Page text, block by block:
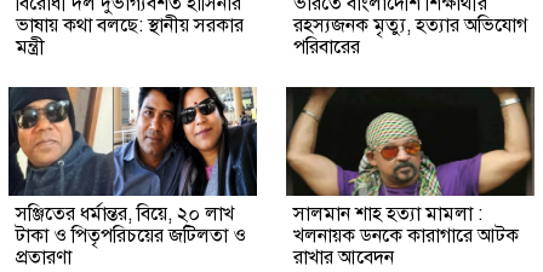
ভাষায় কথা বলছে: স্থানীয় সরকার
মন্ত্রী
রহস্যজনক মৃত্যু, হত্যার অভিযোগ
পরিবারের
সঞ্জিতের ধর্মান্তর, বিয়ে, ২০ লাখ
টাকা ও পিতৃপরিচয়ের জটিলতা ও
প্রতারণা
সালমান শাহ হত্যা মামলা :
খলনায়ক ডনকে কারাগারে আটক
রাখার আবেদন